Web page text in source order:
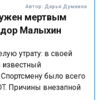
мертвым
Малыхин
известный
было всего
Причины внезапной